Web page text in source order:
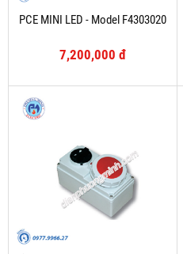
PCE MINI LED - Model F4303020
7,200,000 đ